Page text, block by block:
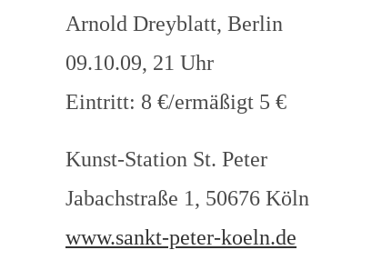
Arnold Dreyblatt, Berlin
09.10.09, 21 Uhr
Eintritt: 8 €/ermäßigt 5 €
Kunst-Station St. Peter
Jabachstraße 1, 50676 Köln
www.sankt-peter-koeln.de